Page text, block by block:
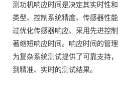
测功机响应时间是决定其实时性
类型、控制系统精度、传感器性
过优化传感器响应、采用先进控
著缩短响应时间。响应时间的管
为复杂系统测试提供了可靠支持
到精准、实时的测试结果。